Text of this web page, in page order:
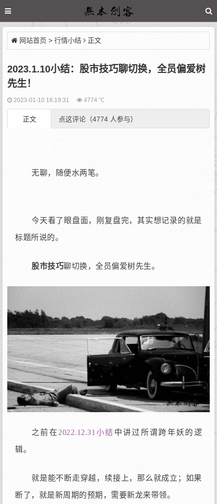
网站首页 > 行情小结 正文
2023.1.10小结：股市技巧聊切换，全员偏爱树
先生！
2023-01-10 16:19:31 4774 ℃
正文 点这评论（4774 人参与）
无聊，随便水两笔。
今天看了眼盘面，刚复盘完，其实想记录的就是
标题所说的。
股市技巧聊切换，全员偏爱树先生。
之前在 2022.12.31小结 中讲过所谓跨年妖的逻
辑。
就是能不断走穿越，续接上，那么就成立；如果
断了，就是新周期的预期，需要新龙来带领。